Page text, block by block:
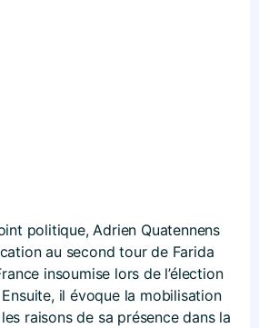
politique, Adrien Quatennens
au second tour de Farida
insoumise lors de l’élection
il évoque la mobilisation
raisons de sa présence dans la